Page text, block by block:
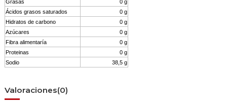
Grasas
0 g
Ácidos grasos saturados
0 g
Hidratos de carbono
0 g
Azúcares
0 g
Fibra alimentaría
0 g
Proteinas
0 g
Sodio
38,5 g
Valoraciones(0)